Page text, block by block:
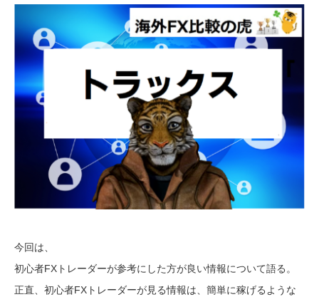
今回は、
初心者FXトレーダーが参考にした方が良い情報について語る。
正直、初心者FXトレーダーが見る情報は、簡単に稼げるような